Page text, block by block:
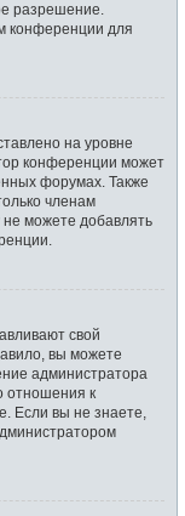
разрешение.
конференции для
на уровне
конференции может
форумах. Также
членам
можете добавлять
свой
вы можете
администратора
отношения к
Если вы не знаете,